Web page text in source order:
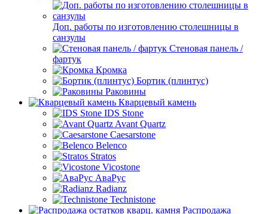
Доп. работы по изготовлению столешницы в
санзулы
Стеновая панель /
фартук
Кромка
Бортик (плинтус)
Раковины
Кварцевый камень
IDS Stone
Avant Quartz
Caesarstone
Belenco
Stratos
Vicostone
АваРус
Radianz
Technistone
Распродажа